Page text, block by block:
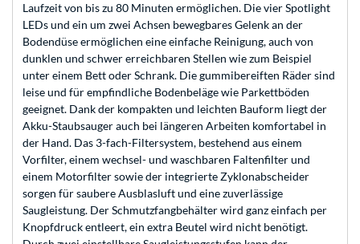
Laufzeit von bis zu 80 Minuten ermöglichen. Die vier Spotlight
LEDs und ein um zwei Achsen bewegbares Gelenk an der
Bodendüse ermöglichen eine einfache Reinigung, auch von
dunklen und schwer erreichbaren Stellen wie zum Beispiel
unter einem Bett oder Schrank. Die gummibereiften Räder sind
leise und für empfindliche Bodenbeläge wie Parkettböden
geeignet. Dank der kompakten und leichten Bauform liegt der
Akku-Staubsauger auch bei längeren Arbeiten komfortabel in
der Hand. Das 3-fach-Filtersystem, bestehend aus einem
Vorfilter, einem wechsel- und waschbaren Faltenfilter und
einem Motorfilter sowie der integrierte Zyklonabscheider
sorgen für saubere Ausblasluft und eine zuverlässige
Saugleistung. Der Schmutzfangbehälter wird ganz einfach per
Knopfdruck entleert, ein extra Beutel wird nicht benötigt.